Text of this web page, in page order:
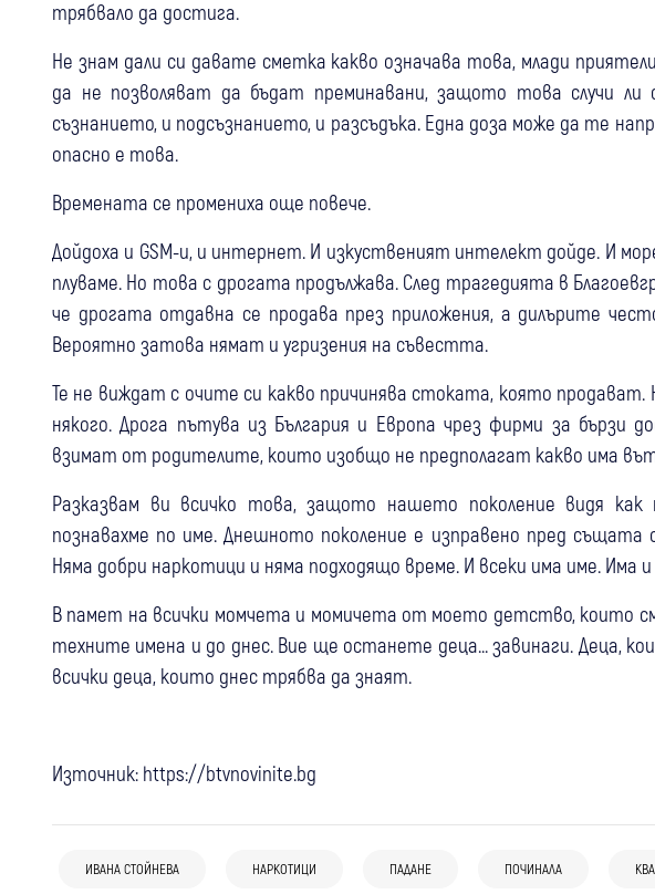
трябвало да достига.
Не знам дали си давате сметка какво означава това, млади
да не позволяват да бъдат преминавани, защото това случи ли
съзнанието, и подсъзнанието, и разсъдъка. Една доза може да те
опасно е това.
Времената се промениха още повече.
Дойдоха и GSM-и, и интернет. И изкуственият интелект дойде. И
плуваме. Но това с дрогата продължава. След трагедията в
че дрогата отдавна се продава през приложения, а дилърите
Вероятно затова нямат и угризения на съвестта.
Те не виждат с очите си какво причинява стоката, която продават.
някого. Дрога пътува из България и Европа чрез фирми за бързи
взимат от родителите, които изобщо не предполагат какво има
Разказвам ви всичко това, защото нашето поколение видя
познавахме по име. Днешното поколение е изправено пред същата
Няма добри наркотици и няма подходящо време. И всеки има име. Има
В памет на всички момчета и момичета от моето детство, които
техните имена и до днес. Вие ще останете деца... завинаги. Деца,
всички деца, които днес трябва да знаят.
Източник: https://btvnovinite.bg
ИВАНА СТОЙНЕВА НАРКОТИЦИ ПАДАНЕ ПОЧИНАЛА
08:26
Оставиха за постоянно в ареста
петима обвиняеми по делото за
разпространение на фентанил
Кюстендил
фентанил, кокаин, метамфетамин,
Спипаха
Полицията откри 352 килограма